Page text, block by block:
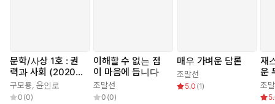
문학/사상 1호 : 권
력과 사회 (2020
년)
구모룡 ,윤인로
0 (0)
이해할 수 없는 점
이 마음에 듭니다
조말선
0 (0)
매우 가벼운 담론
조말선
5.0 (1)
재
운
을
조